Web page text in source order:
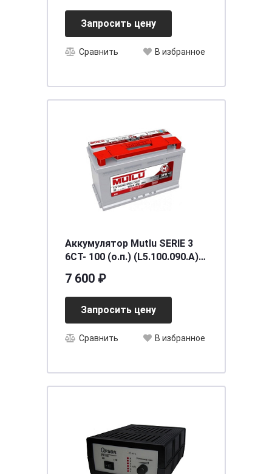
Запросить цену
Сравнить В избранное
Аккумулятор Mutlu SERIE 3
6CT- 100 (о.п.) (L5.100.090.A)
7 600 ₽
Запросить цену
Сравнить В избранное